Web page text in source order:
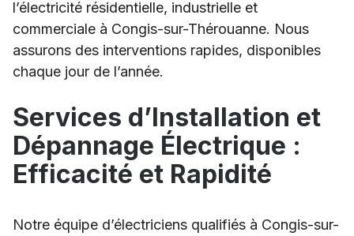
l’électricité résidentielle, industrielle et
commerciale à Congis-sur-Thérouanne. Nous
assurons des interventions rapides, disponibles
chaque jour de l’année.
Services d’Installation et
Dépannage Électrique :
Efficacité et Rapidité
Notre équipe d’électriciens qualifiés à Congis-sur-